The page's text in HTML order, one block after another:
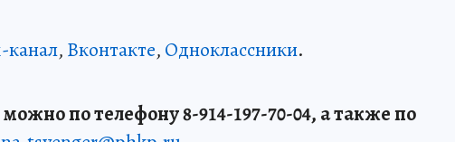
канал, Вконтакте, Одноклассники.
по телефону 8-914-197-70-04, а также по